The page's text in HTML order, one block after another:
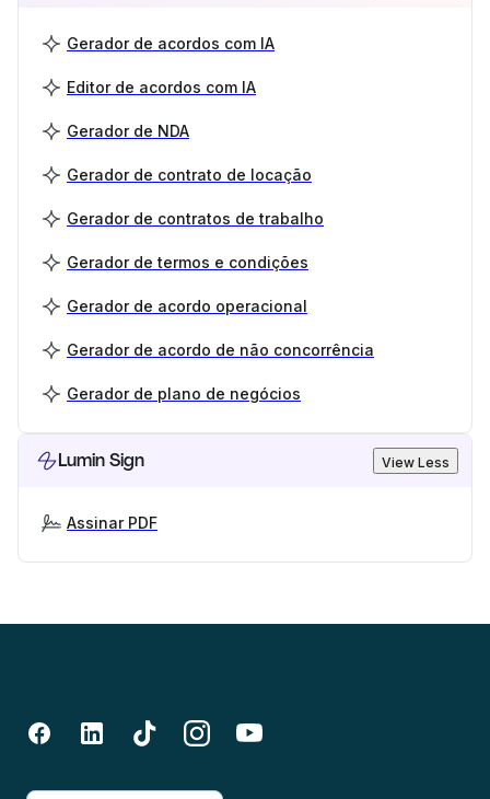
Gerador de acordos com IA
Editor de acordos com IA
Gerador de NDA
Gerador de contrato de locação
Gerador de contratos de trabalho
Gerador de termos e condições
Gerador de acordo operacional
Gerador de acordo de não concorrência
Gerador de plano de negócios
Lumin Sign View Less
Assinar PDF